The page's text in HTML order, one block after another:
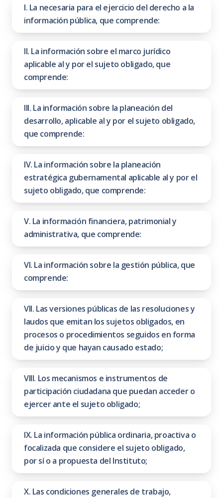
I. La necesaria para el ejercicio del derecho a la
información pública, que comprende:
II. La información sobre el marco jurídico
aplicable al y por el sujeto obligado, que
comprende:
III. La información sobre la planeación del
desarrollo, aplicable al y por el sujeto obligado,
que comprende:
IV. La información sobre la planeación
estratégica gubernamental aplicable al y por el
sujeto obligado, que comprende:
V. La información financiera, patrimonial y
administrativa, que comprende:
VI. La información sobre la gestión pública, que
comprende:
VII. Las versiones públicas de las resoluciones y
laudos que emitan los sujetos obligados, en
procesos o procedimientos seguidos en forma
de juicio y que hayan causado estado;
VIII. Los mecanismos e instrumentos de
participación ciudadana que puedan acceder o
ejercer ante el sujeto obligado;
IX. La información pública ordinaria, proactiva o
focalizada que considere el sujeto obligado,
por sí o a propuesta del Instituto;
X. Las condiciones generales de trabajo,